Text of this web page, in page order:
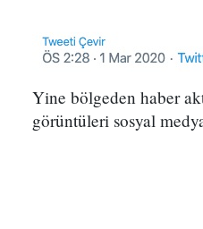
Yine bölgeden haber
görüntüleri sosyal